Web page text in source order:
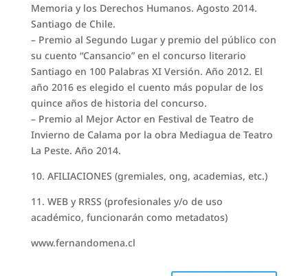
Memoria y los Derechos Humanos. Agosto 2014.
Santiago de Chile.
– Premio al Segundo Lugar y premio del público con
su cuento “Cansancio” en el concurso literario
Santiago en 100 Palabras XI Versión. Año 2012. El
año 2016 es elegido el cuento más popular de los
quince años de historia del concurso.
– Premio al Mejor Actor en Festival de Teatro de
Invierno de Calama por la obra Mediagua de Teatro
La Peste. Año 2014.
10. AFILIACIONES (gremiales, ong, academias, etc.)
11. WEB y RRSS (profesionales y/o de uso
académico, funcionarán como metadatos)
www.fernandomena.cl